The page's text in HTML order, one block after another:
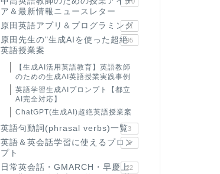
ア＆最新情報ニュースレター
原田英語アプリ＆プログラミング
31
原田先生の"生成AIを使った超絶
英語授業案
95
【生成AI活用英語教育】英語教師
のための生成AI英語授業実践事例
英語学習生成AIプロンプト【都立
AI完全対応】
ChatGPT(生成AI)超絶英語授業案
英語句動詞(phrasal verbs)一覧3
英語＆英会話学習に使えるプロン
プト
6
日常英会話・GMARCH・早慶上22